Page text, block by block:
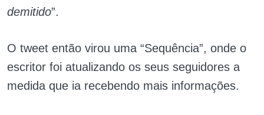
demitido”.
O tweet então virou uma “Sequência”, onde o
escritor foi atualizando os seus seguidores a
medida que ia recebendo mais informações.